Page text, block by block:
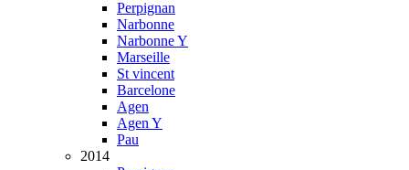
Perpignan
Narbonne
Narbonne Y
Marseille
St vincent
Barcelone
Agen
Agen Y
Pau
2014